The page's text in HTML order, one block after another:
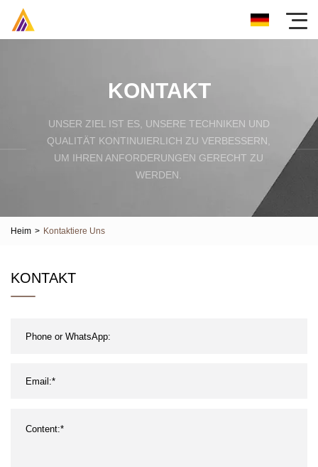
KONTAKT
UNSER ZIEL IST ES, UNSERE TECHNIKEN UND
QUALITÄT KONTINUIERLICH ZU VERBESSERN,
UM IHREN ANFORDERUNGEN GERECHT ZU
WERDEN.
Heim > Kontaktiere Uns
KONTAKT